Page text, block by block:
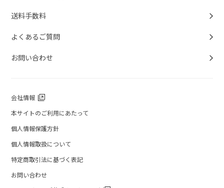
送料手数料
よくあるご質問
お問い合わせ
会社情報
本サイトのご利用にあたって
個人情報保護方針
個人情報取扱について
特定商取引法に基づく表記
お問い合わせ